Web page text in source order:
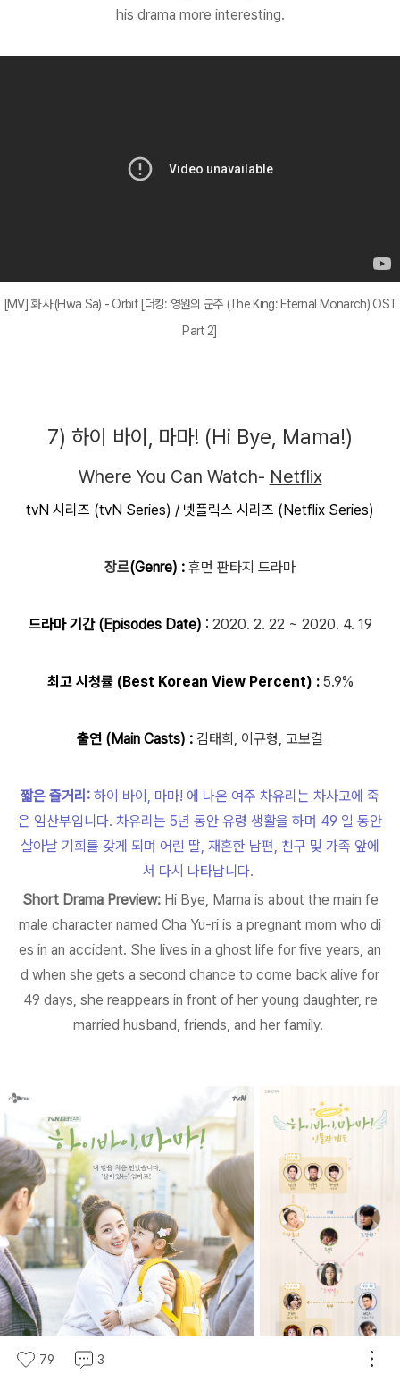
his drama more interesting.
[MV] 화사 (Hwa Sa) - Orbit [더킹: 영원의 군주 (The King: Eternal Monarch) OST
Part 2]
7) 하이 바이, 마마! (Hi Bye, Mama!)
Where You Can Watch- Netflix
tvN 시리즈 (tvN Series) / 넷플릭스 시리즈 (Netflix Series)
장르(Genre) : 휴먼 판타지 드라마
드라마 기간 (Episodes Date) : 2020. 2. 22 ~ 2020. 4. 19
최고 시청률 (Best Korean View Percent) :5.9%
출연 (Main Casts) : 김태희, 이규형, 고보결
짧은 줄거리: 하이 바이, 마마! 에 나온 여주 차유리는 차사고에 죽
은 임산부입니다. 차유리는 5년 동안 유령 생활을 하며 49 일 동안
살아날 기회를 갖게 되며 어린 딸, 재혼한 남편, 친구 및 가족 앞에
서 다시 나타납니다.
Short Drama Preview: Hi Bye, Mama is about the main fe
male character named Cha Yu-ri is a pregnant mom who di
es in an accident. She lives in a ghost life for five years, an
d when she gets a second chance to come back alive for
49 days, she reappears in front of her young daughter, re
married husband, friends, and her family.
79 3